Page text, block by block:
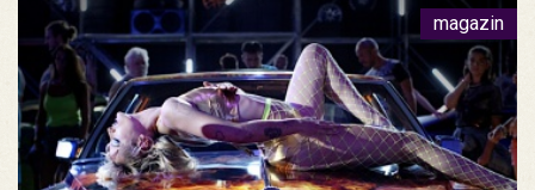
magazin